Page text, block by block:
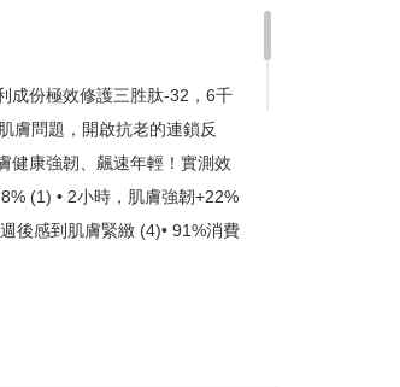
完為止
系統計算為準
成份極效修護三胜肽-32，6千
膚問題，開啟抗老的連鎖反
健康強韌、飆速年輕！實測效
(1) • 2小時，肌膚強韌+22%
後感到肌膚緊緻 (4)• 91%消費
瓶7效 全方位改善肌膚問題1.